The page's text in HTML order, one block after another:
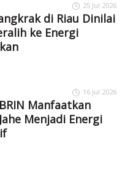
25 Jul 2026
di Riau Dinilai
ke Energi
16 Jul 2026
Manfaatkan
Menjadi Energi